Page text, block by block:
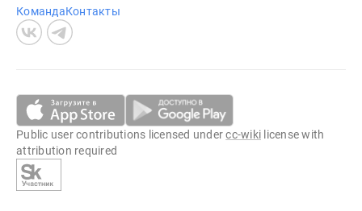
КомандаКонтакты
Public user contributions licensed undercc-wiki license with
attribution required